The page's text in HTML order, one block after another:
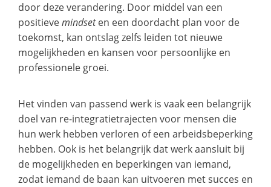
door deze verandering. Door middel van een
positievemindseten een doordacht plan voor de
toekomst, kan ontslag zelfs leiden tot nieuwe
mogelijkheden en kansen voor persoonlijke en
professionele groei.
Het vinden van passend werk is vaak een belangrijk
doel van re-integratietrajecten voor mensen die
hun werk hebben verloren of een arbeidsbeperking
hebben. Ook is het belangrijk dat werk aansluit bij
de mogelijkheden en beperkingen van iemand,
zodat iemand de baan kan uitvoeren met succes en